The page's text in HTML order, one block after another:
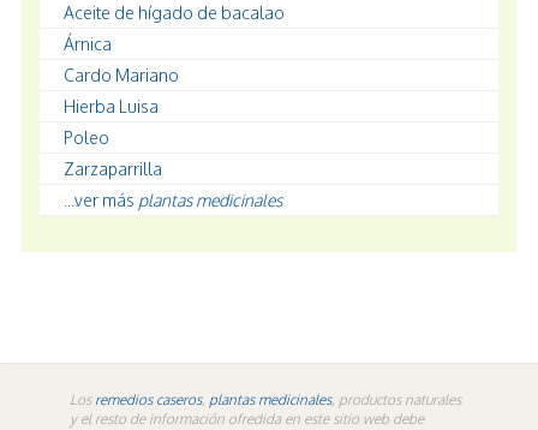
Aceite de hígado de bacalao
Árnica
Cardo Mariano
Hierba Luisa
Poleo
Zarzaparrilla
...ver más plantas medicinales
Los remedios caseros, plantas medicinales, productos naturales
y el resto de información ofredida en este sitio web debe